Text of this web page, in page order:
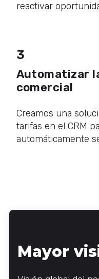
reactivar
3
Automatizar
comercial
Creamos una
tarifas en el CRM
automáticamente
Mayor